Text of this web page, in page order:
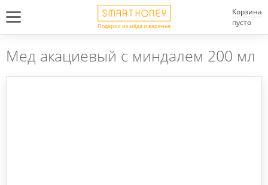
Подарки из мёда и варенья
Корзина
пусто
Мед акациевый с миндалем 200 мл